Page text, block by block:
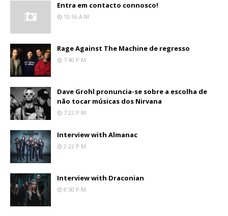
Entra em contacto connosco!
10:56 A.m.
Rage Against The Machine de regresso
7:40 P.m.
Dave Grohl pronuncia-se sobre a escolha de
não tocar músicas dos Nirvana
7:22 P.m.
Interview with Almanac
2:22 P.m.
Interview with Draconian
8:50 P.m.